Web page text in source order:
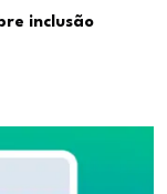
inclusão